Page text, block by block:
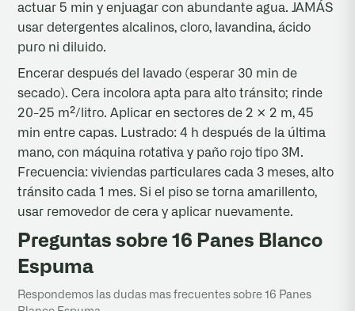
actuar 5 min y enjuagar con abundante agua. JAMÁS
usar detergentes alcalinos, cloro, lavandina, ácido
puro ni diluido.
Encerar después del lavado (esperar 30 min de
secado). Cera incolora apta para alto tránsito; rinde
20-25 m²/litro. Aplicar en sectores de 2 × 2 m, 45
min entre capas. Lustrado: 4 h después de la última
mano, con máquina rotativa y paño rojo tipo 3M.
Frecuencia: viviendas particulares cada 3 meses, alto
tránsito cada 1 mes. Si el piso se torna amarillento,
usar removedor de cera y aplicar nuevamente.
Preguntas sobre 16 Panes Blanco
Espuma
Respondemos las dudas mas frecuentes sobre 16 Panes